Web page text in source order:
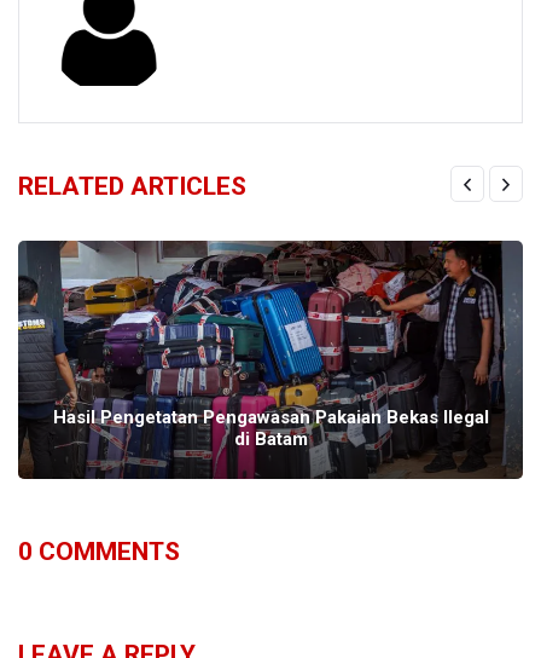
RELATED ARTICLES
Hasil Pengetatan Pengawasan Pakaian Bekas Ilegal
di Batam
0 COMMENTS